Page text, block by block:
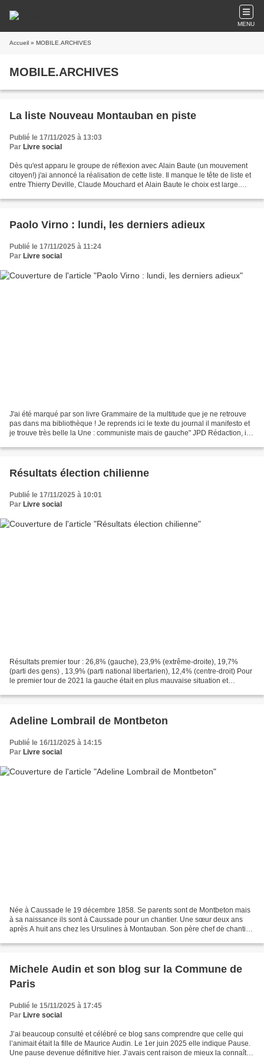
MENU
Accueil » MOBILE.ARCHIVES
MOBILE.ARCHIVES
La liste Nouveau Montauban en piste
Publié le 17/11/2025 à 13:03
Par Livre social
Dès qu'est apparu le groupe de réflexion avec Alain Baute (un mouvement
citoyen!) j'ai annoncé la réalisation de cette liste. Il manque le tête de liste et
entre Thierry Deville, Claude Mouchard et Alain Baute le choix est large.
Paolo Virno : lundi, les derniers adieux
Publié le 17/11/2025 à 11:24
Par Livre social
J'ai été marqué par son livre Grammaire de la multitude que je ne retrouve
pas dans ma bibliothèque ! Je reprends ici le texte du journal il manifesto et
je trouve très belle la Une : communiste mais de gauche" JPD Rédaction, il
Résultats élection chilienne
Publié le 17/11/2025 à 10:01
Par Livre social
Résultats premier tour : 26,8% (gauche), 23,9% (extrême-droite), 19,7%
(parti des gens) , 13,9% (parti national libertarien), 12,4% (centre-droit) Pour
le premier tour de 2021 la gauche était en plus mauvaise situation et
Adeline Lombrail de Montbeton
Publié le 16/11/2025 à 14:15
Par Livre social
Née à Caussade le 19 décembre 1858. Se parents sont de Montbeton mais
à sa naissance ils sont à Caussade pour un chantier. Une sœur deux ans
après A huit ans chez les Ursulines à Montauban. Son père chef de chantier
Michele Audin et son blog sur la Commune de
Paris
Publié le 15/11/2025 à 17:45
Par Livre social
J’ai beaucoup consulté et célébré ce blog sans comprendre que celle qui
l’animait était la fille de Maurice Audin. Le 1er juin 2025 elle indique Pause.
Une pause devenue définitive hier. J’avais cent raison de mieux la connaître